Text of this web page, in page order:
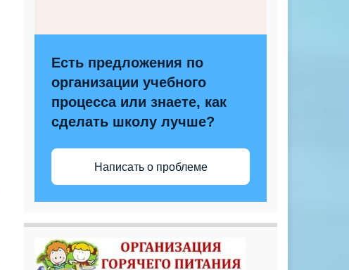
Есть предложения по
организации учебного
процесса или знаете, как
сделать школу лучше?
Написать о проблеме